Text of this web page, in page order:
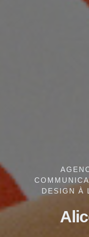
DESIGN À